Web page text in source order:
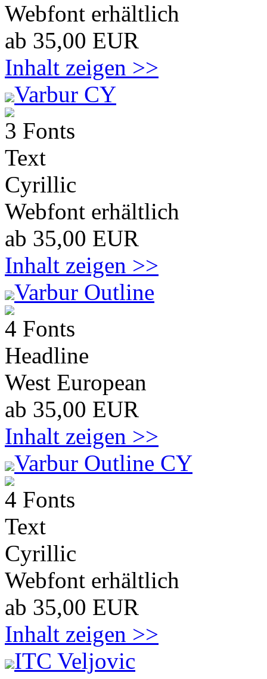
Webfont erhältlich
ab 35,00 EUR
Inhalt zeigen >>
Varbur CY
3 Fonts
Text
Cyrillic
Webfont erhältlich
ab 35,00 EUR
Inhalt zeigen >>
Varbur Outline
4 Fonts
Headline
West European
ab 35,00 EUR
Inhalt zeigen >>
Varbur Outline CY
4 Fonts
Text
Cyrillic
Webfont erhältlich
ab 35,00 EUR
Inhalt zeigen >>
ITC Veljovic